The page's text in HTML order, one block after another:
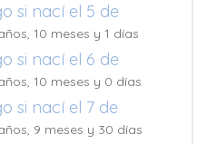
si nací el 5 de
10 meses y 1 días
si nací el 6 de
10 meses y 0 días
si nací el 7 de
9 meses y 30 días